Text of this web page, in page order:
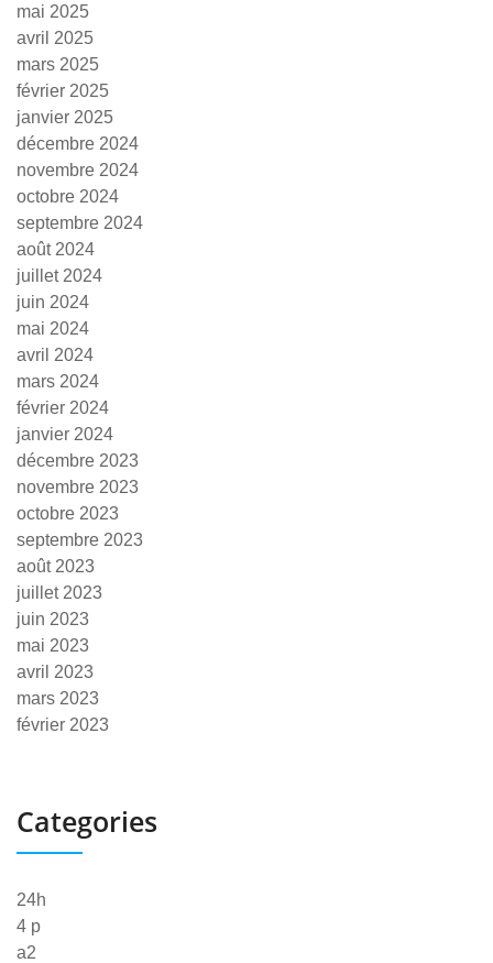
mai 2025
avril 2025
mars 2025
février 2025
janvier 2025
décembre 2024
novembre 2024
octobre 2024
septembre 2024
août 2024
juillet 2024
juin 2024
mai 2024
avril 2024
mars 2024
février 2024
janvier 2024
décembre 2023
novembre 2023
octobre 2023
septembre 2023
août 2023
juillet 2023
juin 2023
mai 2023
avril 2023
mars 2023
février 2023
Categories
24h
4 p
a2